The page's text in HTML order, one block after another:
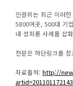
인권위는 최근 이러
5800여곳, 500대 기
내 성희롱 사례를 삽
전문은 하단링크를
자료출처: http://